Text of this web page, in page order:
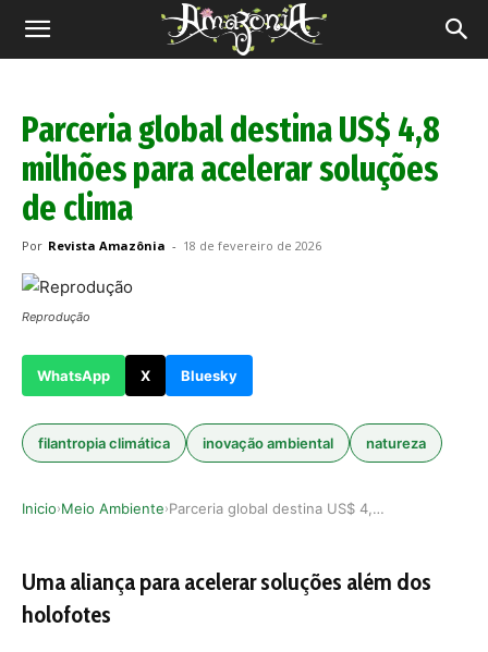
Revista
Parceria global destina US$ 4,8
milhões para acelerar soluções
de clima
Por Revista Amazônia - 18 de fevereiro de 2026
Reprodução
WhatsApp X Bluesky
filantropia climática inovação ambiental natureza
Inicio›Meio Ambiente› Parceria global destina US$ 4,8 milhões para ac…
Uma aliança para acelerar soluções além dos
holofotes